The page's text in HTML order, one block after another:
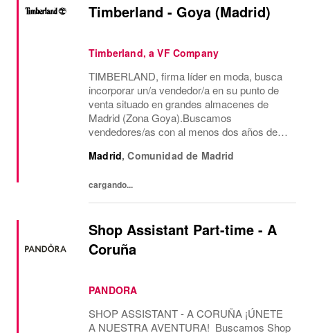
Timberland - Goya (Madrid)
Timberland, a VF Company
TIMBERLAND, firma líder en moda, busca
incorporar un/a vendedor/a en su punto de
venta situado en grandes almacenes de
Madrid (Zona Goya).Buscamos
vendedores/as con al menos dos años de
de objetivos comerciales, recepción de
Madrid,Comunidad de Madrid
cargando...
Shop Assistant Part-time - A
Coruña
PANDORA
SHOP ASSISTANT - A CORUÑA ¡ÚNETE
A NUESTRA AVENTURA! Buscamos Shop